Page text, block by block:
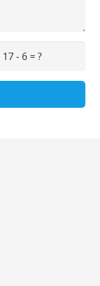
17 - 6 = ?